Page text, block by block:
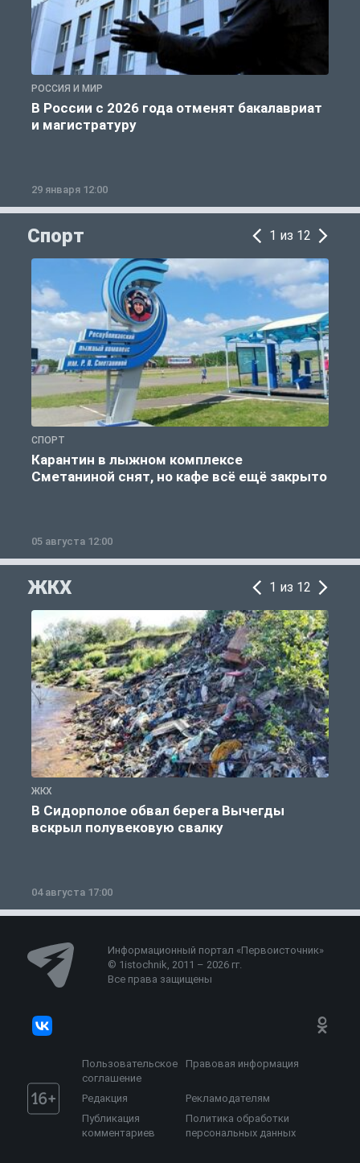
РОССИЯ И МИР
В России с 2026 года отменят бакалавриат
и магистратуру
29 января 12:00
Спорт 1 из 12
СПОРТ
Карантин в лыжном комплексе
Сметаниной снят, но кафе всё ещё закрыто
05 августа 12:00
ЖКХ 1 из 12
ЖКХ
В Сидорполое обвал берега Вычегды
вскрыл полувековую свалку
04 августа 17:00
Информационный портал «Первоисточник»
© 1istochnik, 2011 – 2026 гг.
Все права защищены
Пользовательское
соглашение
Правовая информация
Редакция
Рекламодателям
Публикация
комментариев
Политика обработки
персональных данных